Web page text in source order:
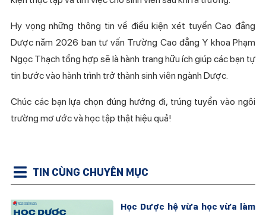
Hy vọng những thông tin về điều kiện xét tuyển Cao đẳng
Dược năm 2026 ban tư vấn Trường Cao đẳng Y khoa Phạm
Ngọc Thạch tổng hợp sẽ là hành trang hữu ích giúp các bạn tự
tin bước vào hành trình trở thành sinh viên ngành Dược.
Chúc các bạn lựa chọn đúng hướng đi, trúng tuyển vào ngôi
trường mơ ước và học tập thật hiệu quả!
TIN CÙNG CHUYÊN MỤC
Học Dược hệ vừa học vừa làm